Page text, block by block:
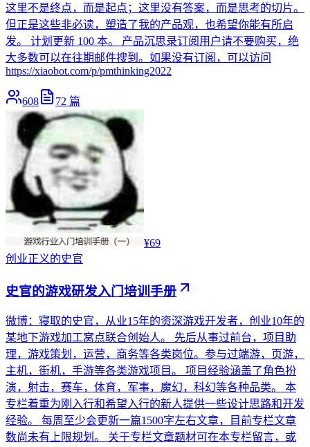
这里不是终点，而是起点；这里没有答案，而是思考的切片。
但正是这些非必读，塑造了我的产品观，也希望你能有所启
发。 计划更新 100 本。 产品沉思录订阅用户请不要购买，绝
大多数可以在往期邮件搜到。如果没有订阅，可以访问
https://xiaobot.com/p/pmthinking2022
608 72 篇
¥69
创业正义的史官
史官的游戏研发入门培训手册
微博：寝取的史官，从业15年的资深游戏开发者，创业10年的
某地下游戏加工窝点联合创始人。 先后从事过前台，项目助
理，游戏策划，运营，商务等各类岗位。参与过端游，页游，
主机，街机，手游等各类游戏项目。 项目经验涵盖了角色扮
演，射击，赛车，体育，军事，魔幻，科幻等各种品类。 本
专栏着重为刚入行和希望入行的新人提供一些设计思路和开发
经验。 每周至少会更新一篇1500字左右文章，目前专栏文章
数尚未有上限规划。 关于专栏文章题材可在本专栏留言，或